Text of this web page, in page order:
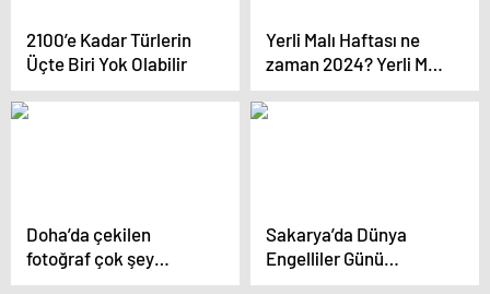
2100’e Kadar Türlerin
Üçte Biri Yok Olabilir
Yerli Malı Haftası ne
zaman 2024? Yerli Malı
haftası nedir, neden
kutlanır?
Doha’da çekilen
fotoğraf çok şey
anlatıyor! Bu sefer
Sakarya’da Dünya
Engelliler Günü
Etkinlikleri Düzenlendi